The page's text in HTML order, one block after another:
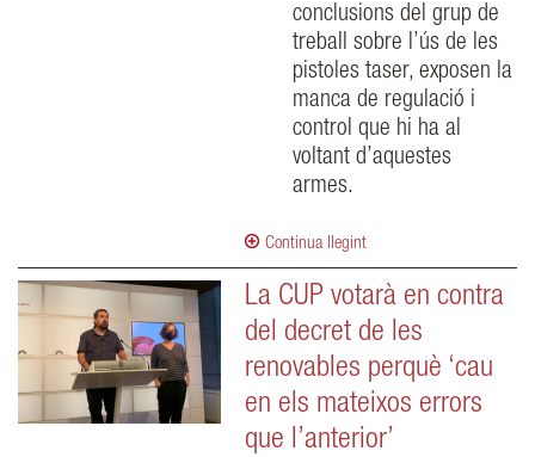
conclusions del grup de
treball sobre l’ús de les
pistoles taser, exposen la
manca de regulació i
control que hi ha al
voltant d’aquestes
armes.
Continua llegint
La CUP votarà en contra
del decret de les
renovables perquè ‘cau
en els mateixos errors
que l’anterior’